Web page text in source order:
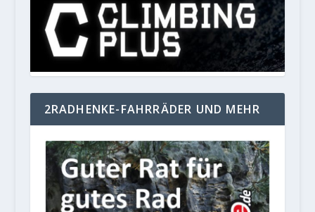
2RADHENKE-FAHRRÄDER UND MEHR